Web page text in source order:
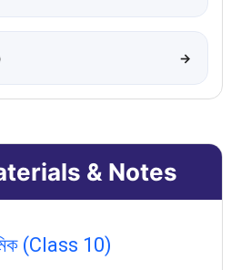
→
& Notes
(Class 10)